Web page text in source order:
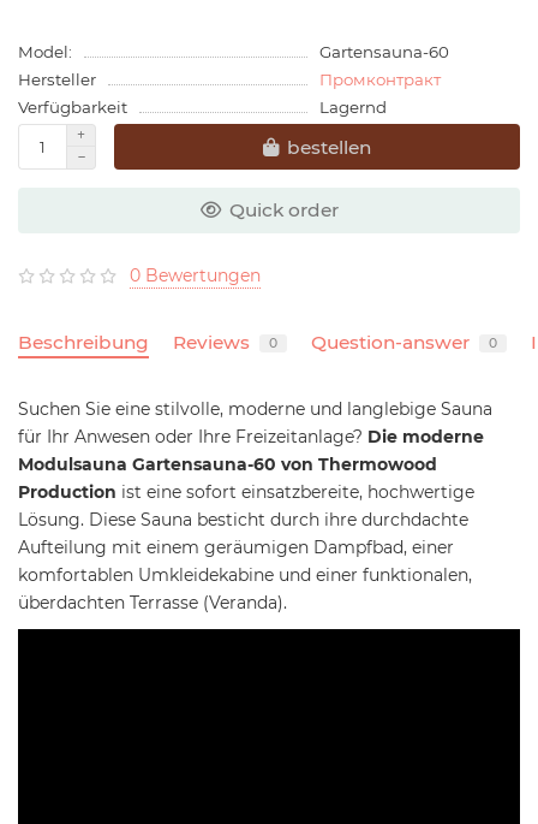
Model:
Gartensauna-60
Hersteller
Промконтракт
Verfügbarkeit
Lagernd
bestellen
Quick order
0 Bewertungen
Beschreibung Reviews 0 Question-answer 0
Suchen Sie eine stilvolle, moderne und langlebige Sauna
für Ihr Anwesen oder Ihre Freizeitanlage? Die moderne
Modulsauna Gartensauna-60 von Thermowood
Production ist eine sofort einsatzbereite, hochwertige
Lösung. Diese Sauna besticht durch ihre durchdachte
Aufteilung mit einem geräumigen Dampfbad, einer
komfortablen Umkleidekabine und einer funktionalen,
überdachten Terrasse (Veranda).